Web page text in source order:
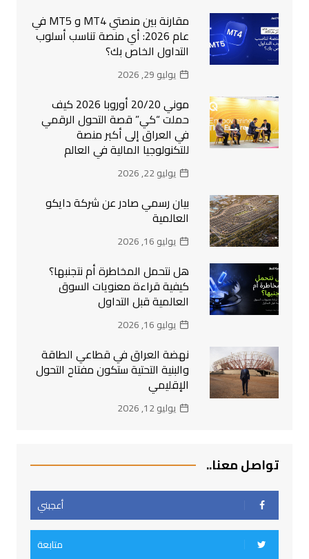
مقارنة بين منصتي MT4 و MT5 في
عام 2026: أي منصة تناسب أسلوب
التداول الخاص بك؟
يوليو 29, 2026
موني 20/20 أوروبا 2026 كيف
حملت “كي” قصة التحول الرقمي
في العراق إلى أكبر منصة
للتكنولوجيا المالية في العالم
يوليو 22, 2026
بيان رسمي صادر عن شركة دايكو
العالمية
يوليو 16, 2026
هل نتحمل المخاطرة أم نتجنبها؟
كيفية قراءة معنويات السوق
العالمية قبل التداول
يوليو 16, 2026
نهضة العراق في قطاعي الطاقة
والبنية التحتية ستكون مفتاح التحول
الإقليمي
يوليو 12, 2026
تواصل معنا..
أعجبني
متابعة